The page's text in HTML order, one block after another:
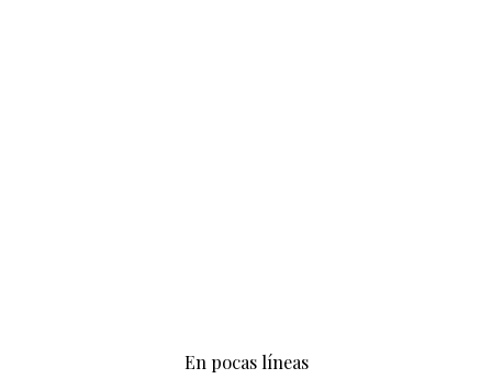
En pocas líneas